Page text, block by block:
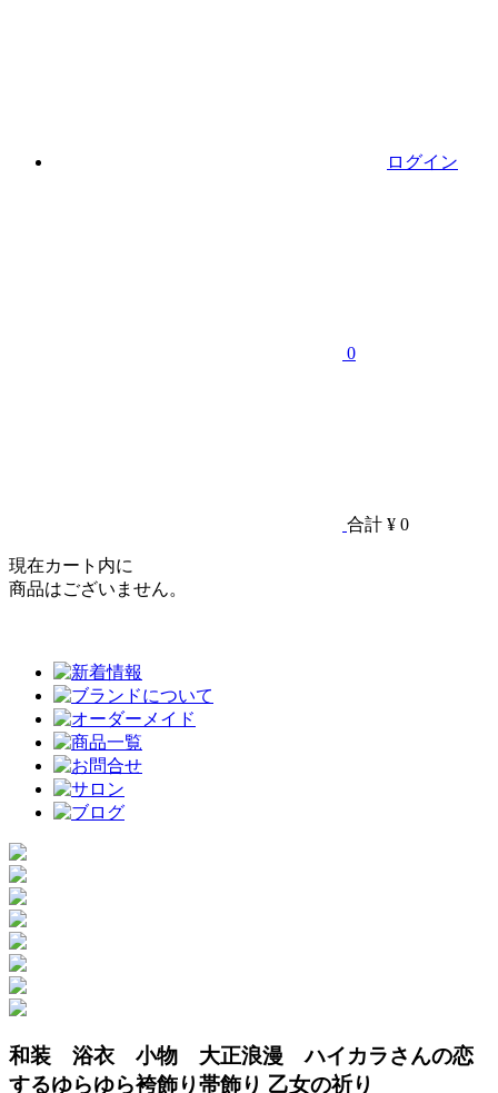
ログイン
0
合計 ¥ 0
現在カート内に
商品はございません。
和装 浴衣 小物 大正浪漫 ハイカラさんの恋
するゆらゆら袴飾り帯飾り 乙女の祈り